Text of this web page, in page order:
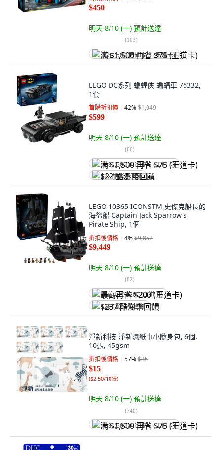
$450
明天 8/10 (一) 預計送達
(103)
满 $1,500 再省 $75 (王道卡)
LEGO DC系列 蝙蝠俠 蝙蝠車 76332,
1套
首購折扣價 42%$1,049
$599
明天 8/10 (一) 預計送達
(66)
满 $1,500 再省 $75 (王道卡)
$22 酷澎幣回饋
LEGO 10365 ICONSTM 史傑克船長的
海盜船 Captain Jack Sparrow's
Pirate Ship, 1個
折扣後價格 4%$9,852
$9,449
明天 8/10 (一) 預計送達
(82)
最高再省 $200 (王道卡)
$287 酷澎幣回饋
淨新科技 淨新濕紙巾小隨身包, 6個,
10張, 45gsm
折扣後價格 57%$35
$15
($2.50/10張)
明天 8/10 (一) 預計送達
(740)
满 $1,500 再省 $75 (王道卡)